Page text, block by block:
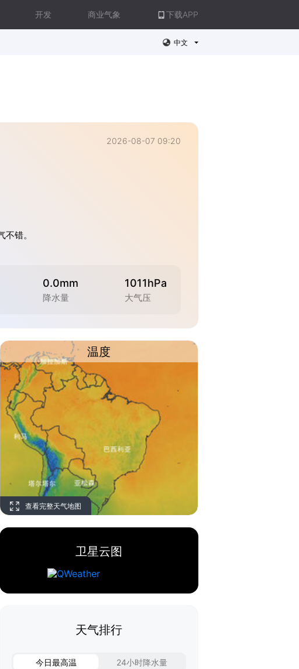
开发 商业气象 下载APP
中文
2026-08-07 09:20
错。
0.0mm
降水量
1011hPa
大气压
温度
查看完整天气地图
卫星云图
天气排行
今日最高温 24小时降水量